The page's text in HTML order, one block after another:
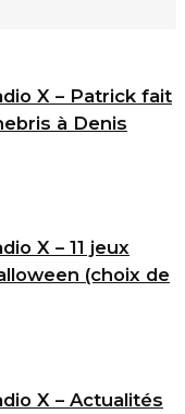
X – Patrick fait
à Denis
X – 11 jeux
(choix de
X – Actualités